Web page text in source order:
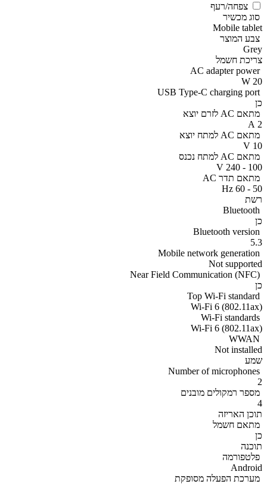
צפחה/רעף
סוג מכשיר
Mobile tablet
צבע המוצר
Grey
צריכת חשמל
AC adapter power
20 W
USB Type-C charging port
כן
מתאם AC לזרם יוצא
2 A
מתאם AC למתח יוצא
10 V
מתאם AC למתח נכנס
100 - 240 V
מתאם תדר AC
50 - 60 Hz
רשת
Bluetooth
כן
Bluetooth version
5.3
Mobile network generation
Not supported
Near Field Communication (NFC)
כן
Top Wi-Fi standard
Wi-Fi 6 (802.11ax)
Wi-Fi standards
Wi-Fi 6 (802.11ax)
WWAN
Not installed
שמע
Number of microphones
2
מספר רמקולים מובנים
4
תוכן האריזה
מתאם חשמל
כן
תוכנה
פלטפורמה
Android
מערכת הפעלה מסופקת